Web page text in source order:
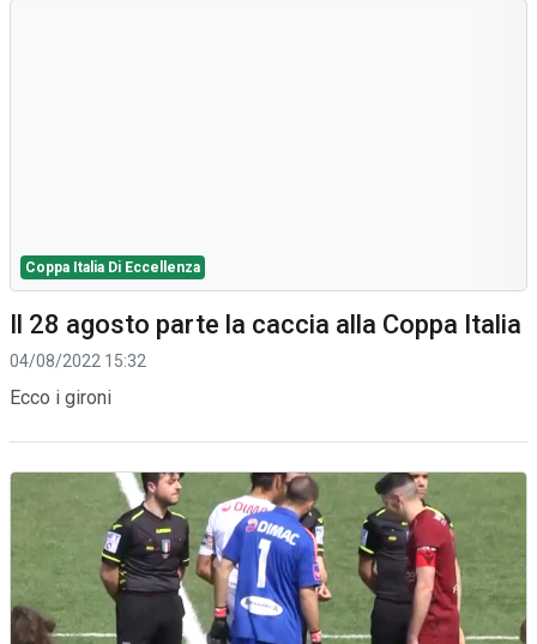
Coppa Italia Di Eccellenza
Il 28 agosto parte la caccia alla Coppa Italia
04/08/2022 15:32
Ecco i gironi